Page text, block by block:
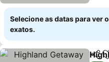
Selecione as datas para ver
exatos.